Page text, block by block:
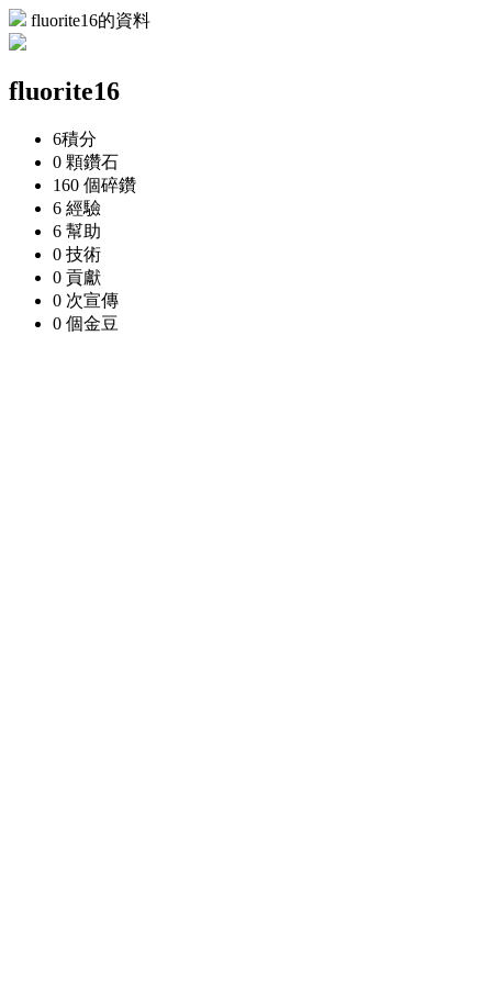
fluorite16的資料
fluorite16
6積分
0 顆鑽石
160 個碎鑽
6 經驗
6 幫助
0 技術
0 貢獻
0 次宣傳
0 個金豆